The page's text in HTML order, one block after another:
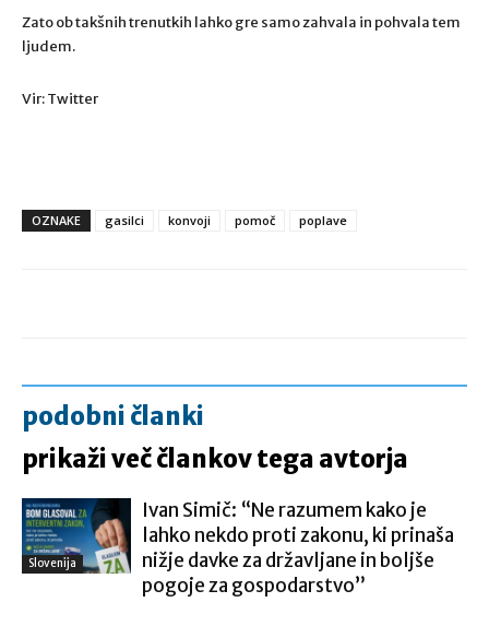
Zato ob takšnih trenutkih lahko gre samo zahvala in pohvala tem
ljudem.
Vir: Twitter
OZNAKE gasilci konvoji pomoč poplave
podobni članki
prikaži več člankov tega avtorja
Slovenija
Ivan Simič: “Ne razumem kako je
lahko nekdo proti zakonu, ki prinaša
nižje davke za državljane in boljše
pogoje za gospodarstvo”